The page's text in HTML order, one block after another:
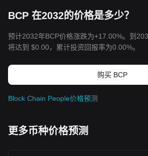
BCP 在2032的价格是多少？
预计2032年BCP价格涨跌为+17.00%。到
将达到 $0.00，累计投资回报率为0.00%。
购买 BCP
Block Chain People价格预测
更多币种价格预测